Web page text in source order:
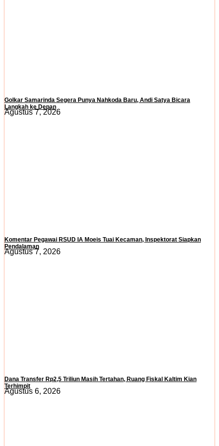
Golkar Samarinda Segera Punya Nahkoda Baru, Andi Satya Bicara
Langkah ke Depan
Agustus 7, 2026
Komentar Pegawai RSUD IA Moeis Tuai Kecaman, Inspektorat Siapkan
Pendalaman
Agustus 7, 2026
Dana Transfer Rp2,5 Triliun Masih Tertahan, Ruang Fiskal Kaltim Kian
Terhimpit
Agustus 6, 2026